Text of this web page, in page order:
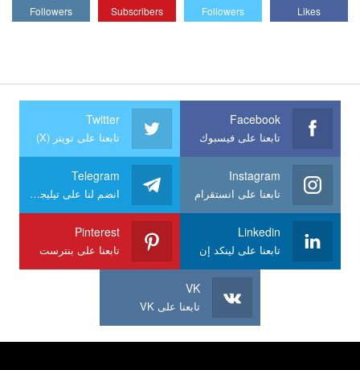
Likes
Followers
Subscribers
Followers
Facebook
تابعنا على فيسبوك
Twitter
تابعنا على تويتر (X)
Instagram
تابعنا على انستقرام
Telegram
انضم لنا على تيليجرام
Linkedin
تابعنا على لينكد إن
Pinterest
تابعنا على بنترست
VK
تابعنا على VK